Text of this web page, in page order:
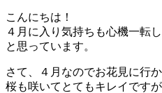
こんにちは！
４月に入り気持ちも心機一転
と思っています。
さて、４月なのでお花見に行
桜も咲いてとてもキレイです